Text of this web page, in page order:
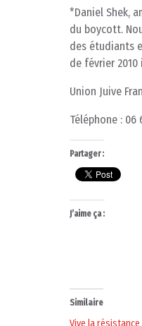
*Daniel Shek,
du boycott.
des étudiants
de février
Union Juive
Téléphone : 06
Partager :
J’aime ça :
Similaire